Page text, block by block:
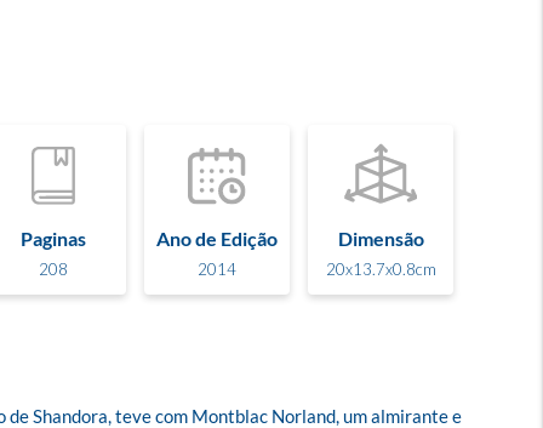
Paginas
208
Ano de Edição
2014
Dimensão
20x13.7x0.8cm
Shandora, teve com Montblac Norland, um almirante e